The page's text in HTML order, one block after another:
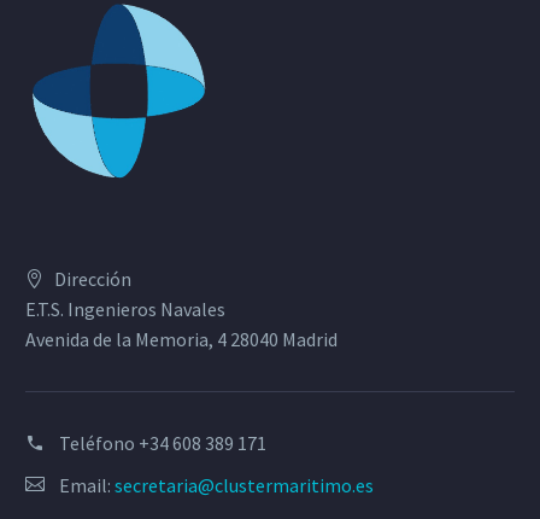
Dirección
E.T.S. Ingenieros Navales
Avenida de la Memoria, 4 28040 Madrid
Teléfono +34 608 389 171
Email: secretaria@clustermaritimo.es